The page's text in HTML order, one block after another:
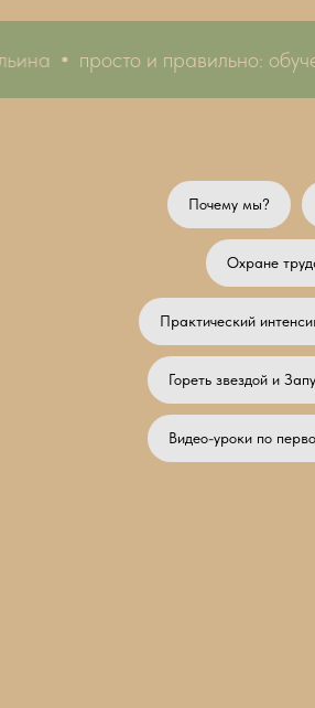
просто и правильно:
Почему мы?
Охране
Практический
Гореть звездой и
Видео-уроки по